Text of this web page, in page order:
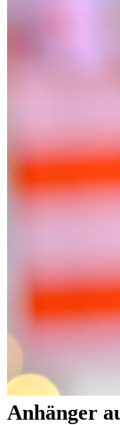
Anhänger